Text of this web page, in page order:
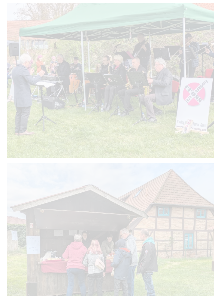
VERGRÖSSERN
VERGRÖSSERN